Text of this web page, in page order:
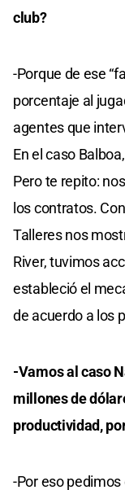
club?
-Porque de ese
porcentaje al
agentes que
En el caso
Pero te repito:
los contratos.
Talleres nos
River, tuvimos
estableció el
de acuerdo a los
-Vamos al caso
millones de
productividad,
-Por eso